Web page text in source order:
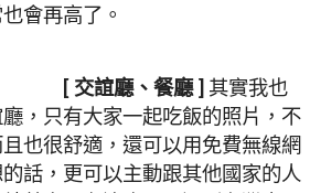
會再高了。
、餐廳 ] 其實我也
，只有大家一起吃飯的照片，不
也很舒適，還可以用免費無線網
話，更可以主動跟其他國家的人